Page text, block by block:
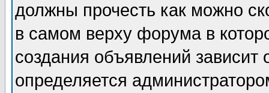
должны прочесть как можно
в самом верху форума в
создания объявлений зависит
определяется